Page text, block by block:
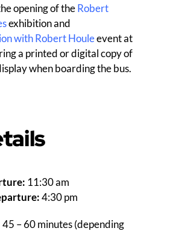
opening of theRobert
exhibition and
with Robert Houleevent at
a printed or digital copy of
when boarding the bus.
11:30 am
4:30 pm
45 – 60 minutes (depending